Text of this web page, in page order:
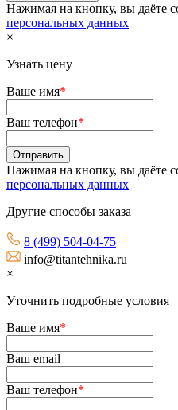
Нажимая на кнопку, вы даёте
персональных данных
×
Узнать цену
Ваше имя*
Ваш телефон*
Нажимая на кнопку, вы даёте
персональных данных
Другие способы заказа
8 (499) 504-04-75
info@titantehnika.ru
×
Уточнить подробные условия
Ваше имя*
Ваш email
Ваш телефон*